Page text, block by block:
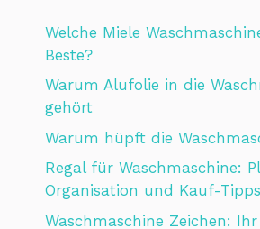
Welche Miele
Beste?
Warum Alufolie in die
gehört
Warum hüpft die
Regal für Waschmaschine:
Organisation und Kauf-Tipps
Waschmaschine Zeichen: Ihr